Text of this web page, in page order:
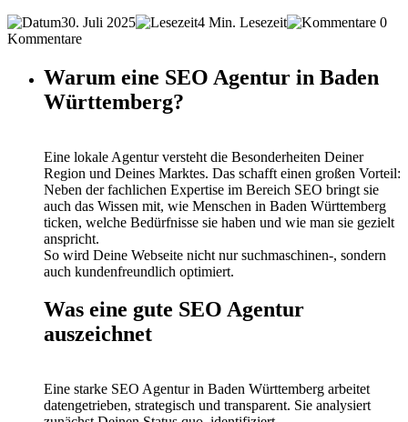
30. Juli 2025
4 Min. Lesezeit
0
Kommentare
Warum eine SEO Agentur in Baden
Württemberg?
Eine lokale Agentur versteht die Besonderheiten Deiner
Region und Deines Marktes. Das schafft einen großen Vorteil:
Neben der fachlichen Expertise im Bereich SEO bringt sie
auch das Wissen mit, wie Menschen in Baden Württemberg
ticken, welche Bedürfnisse sie haben und wie man sie gezielt
anspricht.
So wird Deine Webseite nicht nur suchmaschinen-, sondern
auch kundenfreundlich optimiert.
Was eine gute SEO Agentur
auszeichnet
Eine starke SEO Agentur in Baden Württemberg arbeitet
datengetrieben, strategisch und transparent. Sie analysiert